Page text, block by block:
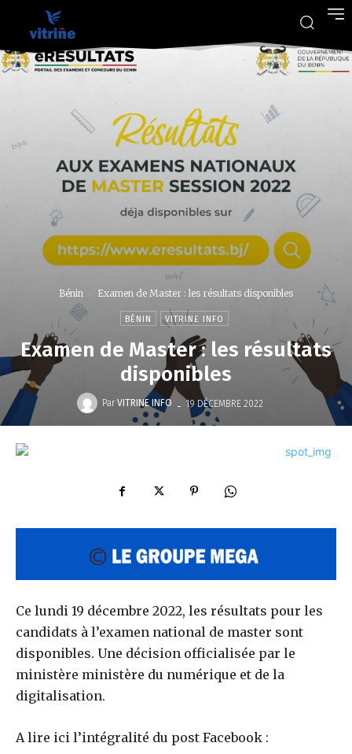
Bénin Examen de Master : les résultats disponibles
BÉNIN VITRINE INFO
Examen de Master : les résultats
disponibles
Par VITRINE INFO - 19 DÉCEMBRE 2022
Ce lundi 19 décembre 2022, les résultats pour les
candidats à l’examen national de master sont
disponibles. Une décision officialisée par le
ministère ministère du numérique et de la
digitalisation.
A lire ici l’intégralité du post Facebook :